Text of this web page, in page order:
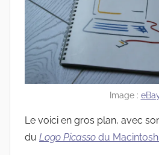
Image :
Le voici en gros plan, avec
du Logo Picasso du Macintosh.